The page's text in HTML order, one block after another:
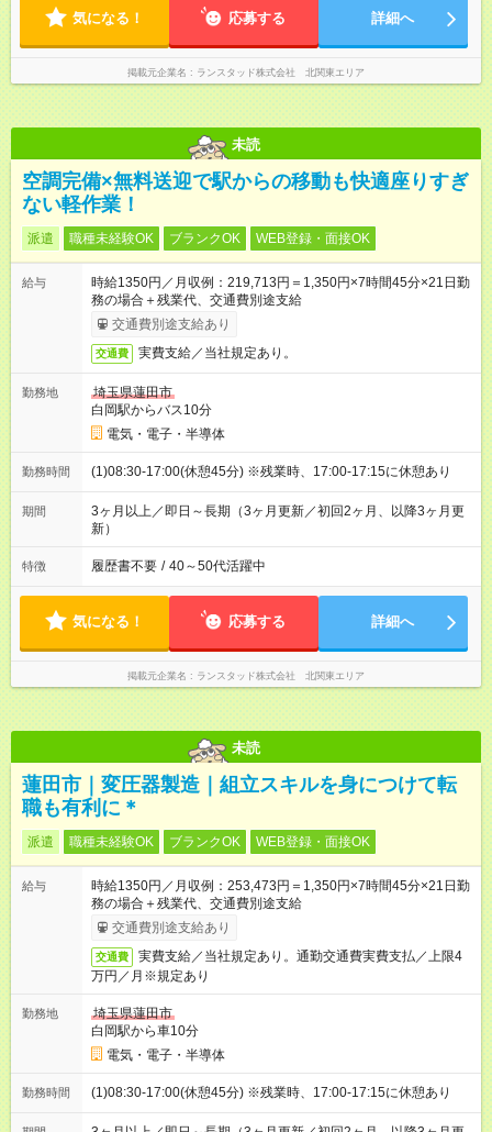
気になる！ 応募する 詳細へ
掲載元企業名 ランスタッド株式会社 北関東エリア
未読
空調完備×無料送迎で駅からの移動も快適座りすぎ
ない軽作業！
派遣 職種未経験OK ブランクOK WEB登録・面接OK
給与
時給1350円／月収例：219,713円＝1,350円×7時間45分×21日勤
務の場合＋残業代、交通費別途支給
交通費別途支給あり
交通費 実費支給／当社規定あり。
勤務地
埼玉県蓮田市
白岡駅からバス10分
電気・電子・半導体
勤務時間 (1)08:30-17:00(休憩45分) ※残業時、17:00-17:15に休憩あり
期間
3ヶ月以上／即日～長期（3ヶ月更新／初回2ヶ月、以降3ヶ月更
新）
特徴 履歴書不要 / 40～50代活躍中
気になる！ 応募する 詳細へ
掲載元企業名 ランスタッド株式会社 北関東エリア
未読
蓮田市｜変圧器製造｜組立スキルを身につけて転
職も有利に＊
派遣 職種未経験OK ブランクOK WEB登録・面接OK
給与
時給1350円／月収例：253,473円＝1,350円×7時間45分×21日勤
務の場合＋残業代、交通費別途支給
交通費別途支給あり
交通費
実費支給／当社規定あり。通勤交通費実費支払／上限4
万円／月※規定あり
勤務地
埼玉県蓮田市
白岡駅から車10分
電気・電子・半導体
勤務時間 (1)08:30-17:00(休憩45分) ※残業時、17:00-17:15に休憩あり